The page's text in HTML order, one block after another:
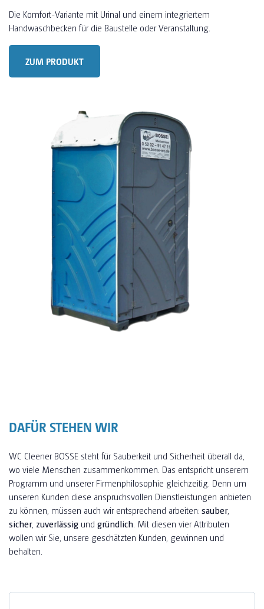
Die Komfort-Variante mit Urinal und einem integriertem
Handwaschbecken für die Baustelle oder Veranstaltung.
ZUM PRODUKT
DAFÜR STEHEN WIR
WC Cleener BOSSE steht für Sauberkeit und Sicherheit überall da,
wo viele Menschen zusammenkommen. Das entspricht unserem
Programm und unserer Firmenphilosophie gleichzeitig. Denn um
unseren Kunden diese anspruchsvollen Dienstleistungen anbieten
zu können, müssen auch wir entsprechend arbeiten:sauber,
sicher, zuverlässig und gründlich . Mit diesen vier Attributen
wollen wir Sie, unsere geschätzten Kunden, gewinnen und
behalten.